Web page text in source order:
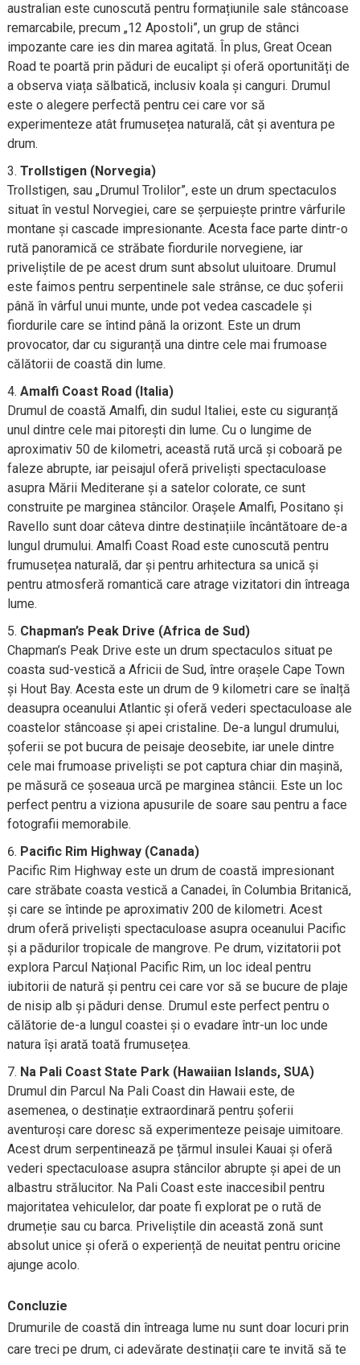
australian este cunoscută pentru formațiunile sale stâncoase
remarcabile, precum „12 Apostoli”, un grup de stânci
impozante care ies din marea agitată. În plus, Great Ocean
Road te poartă prin păduri de eucalipt și oferă oportunități de
a observa viața sălbatică, inclusiv koala și canguri. Drumul
este o alegere perfectă pentru cei care vor să
experimenteze atât frumusețea naturală, cât și aventura pe
drum.
Trollstigen (Norvegia)
Trollstigen, sau „Drumul Trolilor”, este un drum spectaculos
situat în vestul Norvegiei, care se șerpuiește printre vârfurile
montane și cascade impresionante. Acesta face parte dintr-o
rută panoramică ce străbate fiordurile norvegiene, iar
priveliștile de pe acest drum sunt absolut uluitoare. Drumul
este faimos pentru serpentinele sale strânse, ce duc șoferii
până în vârful unui munte, unde pot vedea cascadele și
fiordurile care se întind până la orizont. Este un drum
provocator, dar cu siguranță una dintre cele mai frumoase
călătorii de coastă din lume.
Amalfi Coast Road (Italia)
Drumul de coastă Amalfi, din sudul Italiei, este cu siguranță
unul dintre cele mai pitorești din lume. Cu o lungime de
aproximativ 50 de kilometri, această rută urcă și coboară pe
faleze abrupte, iar peisajul oferă priveliști spectaculoase
asupra Mării Mediterane și a satelor colorate, ce sunt
construite pe marginea stâncilor. Orașele Amalfi, Positano și
Ravello sunt doar câteva dintre destinațiile încântătoare de-a
lungul drumului. Amalfi Coast Road este cunoscută pentru
frumusețea naturală, dar și pentru arhitectura sa unică și
pentru atmosferă romantică care atrage vizitatori din întreaga
lume.
Chapman’s Peak Drive (Africa de Sud)
Chapman’s Peak Drive este un drum spectaculos situat pe
coasta sud-vestică a Africii de Sud, între orașele Cape Town
și Hout Bay. Acesta este un drum de 9 kilometri care se înalță
deasupra oceanului Atlantic și oferă vederi spectaculoase ale
coastelor stâncoase și apei cristaline. De-a lungul drumului,
șoferii se pot bucura de peisaje deosebite, iar unele dintre
cele mai frumoase priveliști se pot captura chiar din mașină,
pe măsură ce șoseaua urcă pe marginea stâncii. Este un loc
perfect pentru a viziona apusurile de soare sau pentru a face
fotografii memorabile.
Pacific Rim Highway (Canada)
Pacific Rim Highway este un drum de coastă impresionant
care străbate coasta vestică a Canadei, în Columbia Britanică,
și care se întinde pe aproximativ 200 de kilometri. Acest
drum oferă priveliști spectaculoase asupra oceanului Pacific
și a pădurilor tropicale de mangrove. Pe drum, vizitatorii pot
explora Parcul Național Pacific Rim, un loc ideal pentru
iubitorii de natură și pentru cei care vor să se bucure de plaje
de nisip alb și păduri dense. Drumul este perfect pentru o
călătorie de-a lungul coastei și o evadare într-un loc unde
natura își arată toată frumusețea.
Na Pali Coast State Park (Hawaiian Islands, SUA)
Drumul din Parcul Na Pali Coast din Hawaii este, de
asemenea, o destinație extraordinară pentru șoferii
aventuroși care doresc să experimenteze peisaje uimitoare.
Acest drum serpentinează pe țărmul insulei Kauai și oferă
vederi spectaculoase asupra stâncilor abrupte și apei de un
albastru strălucitor. Na Pali Coast este inaccesibil pentru
majoritatea vehiculelor, dar poate fi explorat pe o rută de
drumeție sau cu barca. Priveliștile din această zonă sunt
absolut unice și oferă o experiență de neuitat pentru oricine
ajunge acolo.
Concluzie
Drumurile de coastă din întreaga lume nu sunt doar locuri prin
care treci pe drum, ci adevărate destinații care te invită să te